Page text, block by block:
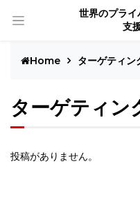
世界のプラ
支
Home ターゲティン
ターゲティン
投稿がありません。